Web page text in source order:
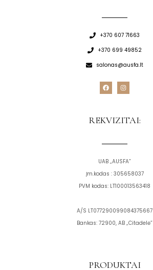
+370 607 71663
+370 699 49852
salonas@ausfa.lt
F
a
c
o
I
n
s
r
REKVIZITAI:
UAB „AUSFA”
Įm.kodas : 305658037
PVM kodas: LT100013563418
A/S LT077290099084375667
Bankas: 72900, AB „Citadelė”
PRODUKTAI